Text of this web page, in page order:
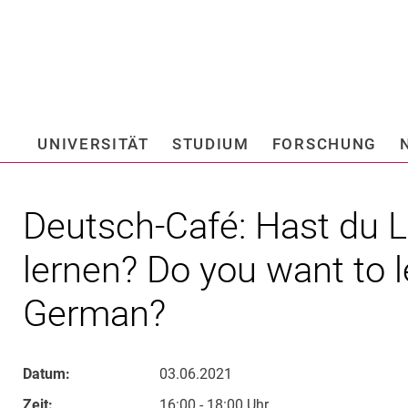
Springe direkt zu:
UNIVERSITÄT STUDIUM FORSCHUNG
Deutsch-Café: Hast du
lernen? Do you want to
German?
Datum:
03.06.2021